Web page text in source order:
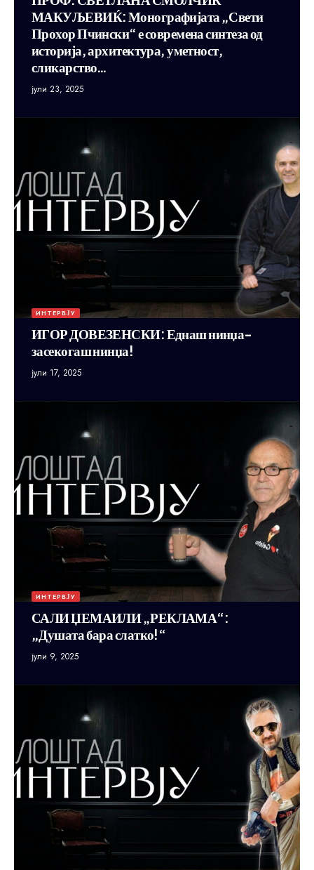
МАКУЉЕВИЌ: Монографијата „Свети
Прохор Пчински“ е современа синтеза од
историја, архитектура, уметност,
сликарство…
јули 23, 2025
ИНТЕРВЈУ
ИГОР ДОВЕЗЕНСКИ: Еднаш нинџа-
засекогаш нинџа!
јули 17, 2025
ИНТЕРВЈУ
САЛИ ЏЕМАИЛИ „РЕКЛАМА“:
„Душата бара слатко!“
јули 9, 2025